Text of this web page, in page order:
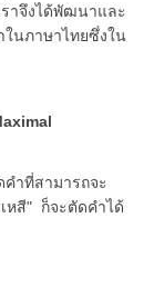
าจึงได้พัฒนาและ
ในภาษาไทยซึ่งใน
ำที่สามารถจะ
หสี" ก็จะตัดคำได้